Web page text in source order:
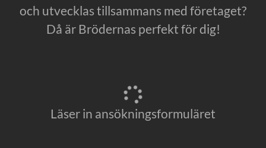
och utvecklas tillsammans med företaget?
Då är Brödernas perfekt för dig!
Läser in ansökningsformuläret